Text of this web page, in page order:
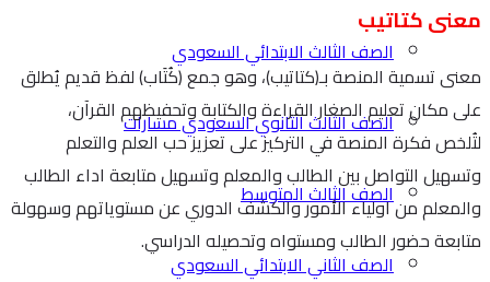
الصف الثالث الابتدائي السعودي
الصف الثالث الثانوي السعودي مسارات
الصف الثالث المتوسط
الصف الثاني الابتدائي السعودي
معنى كتاتيب
معنى تسمية المنصة بـ(كتاتيب)، وهو جمع (كُتَاب) لفظ قديم يُطلق
على مكان تعليم الصغار القراءة والكتابة وتحفيظهم القرآن،
لتُلخص فكرة المنصة في التركيز على تعزيز حب العلم والتعلم
وتسهيل التواصل بين الطالب والمعلم وتسهيل متابعة اداء الطالب
والمعلم من اولياء الأمور والكشف الدوري عن مستوياتهم وسهولة
متابعة حضور الطالب ومستواه وتحصيله الدراسي.